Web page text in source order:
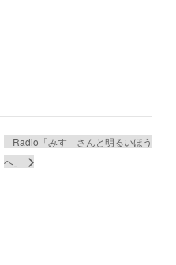
Radio「みすゞさんと明るいほう
へ」